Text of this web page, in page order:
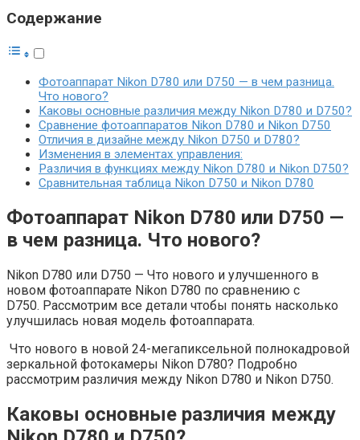
Содержание
Фотоаппарат Nikon D780 или D750 — в чем разница.
Что нового?
Каковы основные различия между Nikon D780 и D750?
Сравнение фотоаппаратов Nikon D780 и Nikon D750
Отличия в дизайне между Nikon D750 и D780?
Изменения в элементах управления:
Различия в функциях между Nikon D780 и Nikon D750?
Сравнительная таблица Nikon D750 и Nikon D780
Фотоаппарат Nikon D780 или D750 —
в чем разница. Что нового?
Nikon D780 или D750 — Что нового и улучшенного в
новом фотоаппарате Nikon D780 по сравнению с
D750. Рассмотрим все детали чтобы понять насколько
улучшилась новая модель фотоаппарата.
Что нового в новой 24-мегапиксельной полнокадровой
зеркальной фотокамеры Nikon D780? Подробно
рассмотрим различия между Nikon D780 и Nikon D750.
Каковы основные различия между